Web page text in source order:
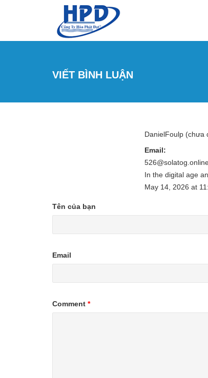
VIẾT BÌNH LUẬN
DanielFoulp (chưa
Email:
In the digital age
May 14, 2026 at
Tên của bạn
Email
Comment *